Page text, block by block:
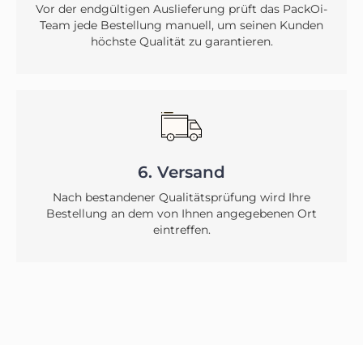
Vor der endgültigen Auslieferung prüft das PackOi-
Team jede Bestellung manuell, um seinen Kunden
höchste Qualität zu garantieren.
6. Versand
Nach bestandener Qualitätsprüfung wird Ihre
Bestellung an dem von Ihnen angegebenen Ort
eintreffen.